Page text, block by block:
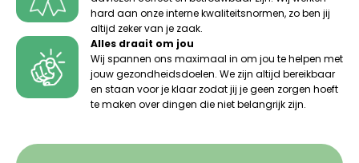
hard aan onze interne kwaliteitsnormen, zo ben jij
altijd zeker van je zaak.
Alles draait om jou
Wij spannen ons maximaal in om jou te helpen met
jouw gezondheidsdoelen. We zijn altijd bereikbaar
en staan voor je klaar zodat jij je geen zorgen hoeft
te maken over dingen die niet belangrijk zijn.